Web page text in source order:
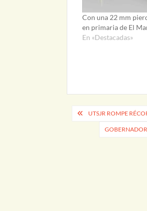
Con una 22 mm
en primaria de El
En «Destacadas»
Navegación
UTSJR ROMPE